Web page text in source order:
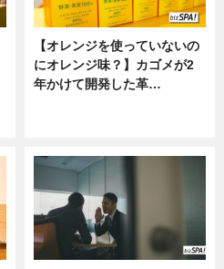
【オレンジを使っていないの
にオレンジ味？】カゴメが2
年かけて開発した革…